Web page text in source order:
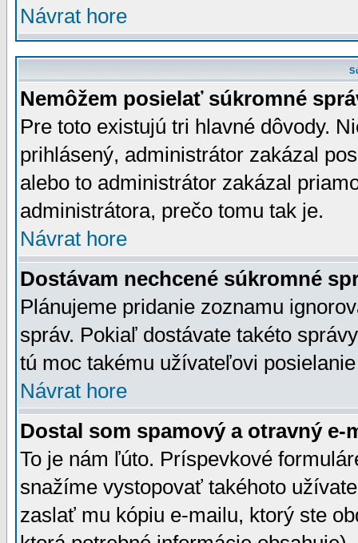
Návrat hore
Nemôžem posielať súkromné
Pre toto existujú tri hlavné dôvody.
prihlásený, administrátor zakázal
alebo to administrátor zakázal
administrátora, prečo tomu tak je.
Návrat hore
Dostávam nechcené súkromné
Plánujeme pridanie zoznamu
správ. Pokiaľ dostávate takéto
tú moc takému užívateľovi
Návrat hore
Dostal som spamový a otravný e-
To je nám ľúto. Príspevkové
snažíme vystopovať takéhoto
zaslať mu kópiu e-mailu, ktorý ste